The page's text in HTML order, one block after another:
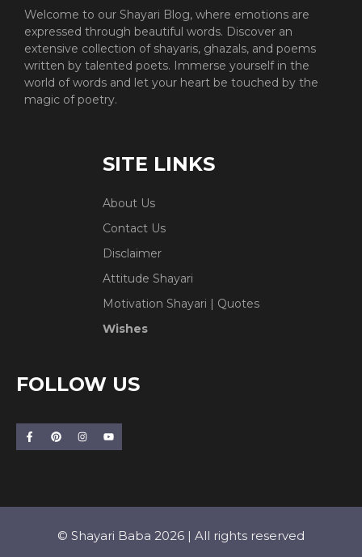
Welcome to our Shayari Blog, where emotions are
expressed through beautiful words. Discover an
extensive collection of shayaris, ghazals, and poems
written by talented poets. Immerse yourself in the
world of words and let your heart be touched by the
magic of poetry.
SITE LINKS
About Us
Contact Us
Disclaimer
Attitude Shayari
Motivation Shayari | Quotes
Wishes
FOLLOW US
© Shayari Baba 2026 | All rights reserved